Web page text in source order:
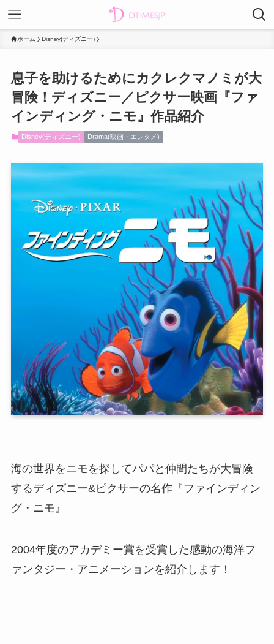
ホーム Disney(ディズニー)
息子を助けるためにカクレクマノミが大
冒険！ディズニー／ピクサー映画『ファ
インディング・ニモ』作品紹介
Disney(ディズニー) Drama(映画・エンタメ)
海の世界をニモを探してパパと仲間たちが大冒険
するディズニー&ピクサーの名作『ファインディン
グ・ニモ』
2004年度のアカデミー賞を受賞した感動の海洋フ
ァンタジー・アニメーションを紹介します！